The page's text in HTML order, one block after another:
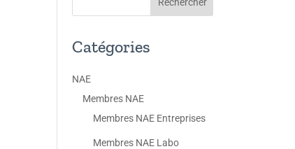
Catégories
NAE
Membres NAE
Membres NAE Entreprises
Membres NAE Labo